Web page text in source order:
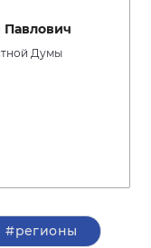
Павлович
Думы
#регионы